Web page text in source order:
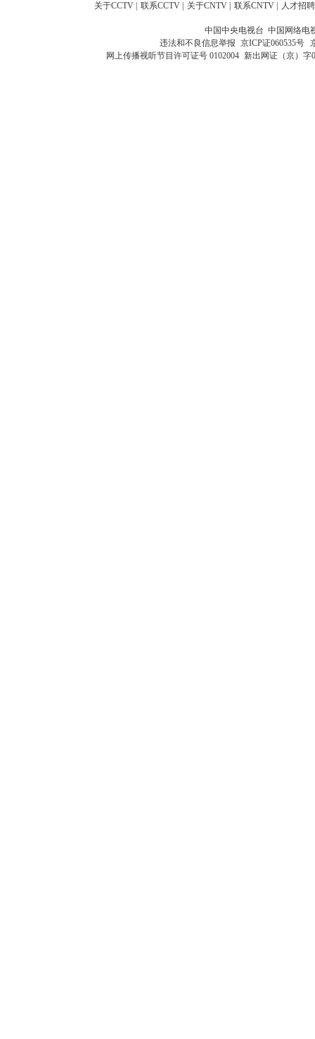
关于CCTV 联系CCTV 关于CNTV 联系CNTV 人才招聘
中国中央电视台 中国网络电
违法和不良信息举报 京ICP证060535号
网上传播视听节目许可证号 0102004 新出网证（京）